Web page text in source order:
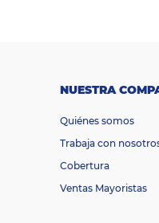
Inoxidable
NUESTRA
Quiénes somos
Trabaja con
Cobertura
Ventas Mayoristas